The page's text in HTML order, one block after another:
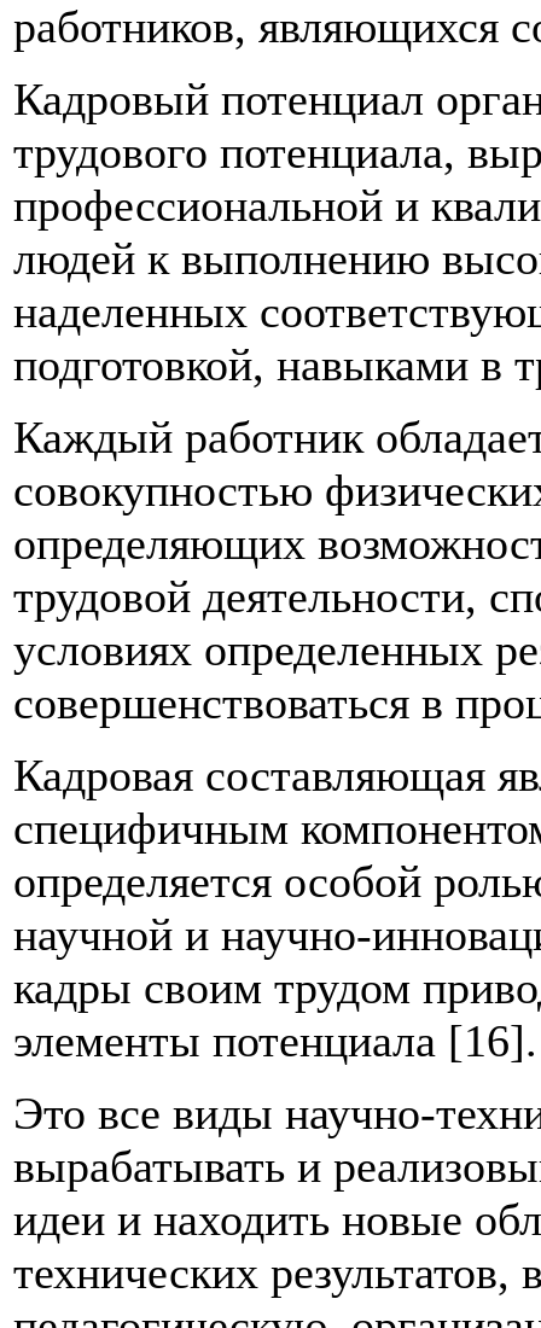
работников, являющихся
Кадровый потенциал
трудового потенциала,
профессиональной и
людей к выполнению
наделенных
подготовкой, навыками в
Каждый работник
совокупностью
определяющих
трудовой деятельности,
условиях определенных
совершенствоваться в
Кадровая составляющая
специфичным
определяется особой
научной и научно-
кадры своим трудом
элементы потенциала [16].
Это все виды научно-
вырабатывать и
идеи и находить новые
технических